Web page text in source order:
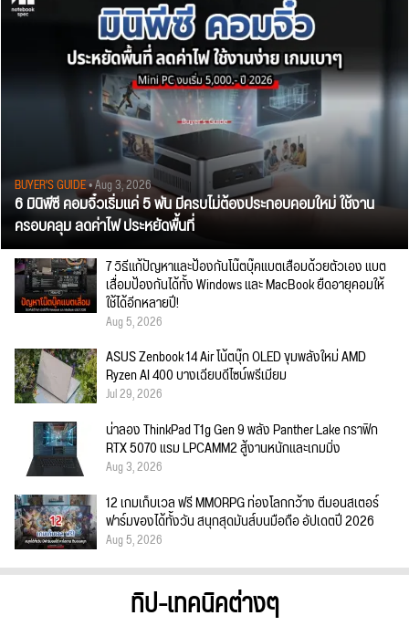
BUYER'S GUIDE• Aug 3, 2026
6 มินิพีซี คอมจิ๋วเริ่มแค่ 5 พัน มีครบไม่ต้องประกอบคอมใหม่ ใช้งาน
ครอบคลุม ลดค่าไฟ ประหยัดพื้นที่
7 วิธีแก้ปัญหาและป้องกันโน๊ตบุ๊คแบตเสื่อมด้วยตัวเอง แบต
เสื่อมป้องกันได้ทั้ง Windows และ MacBook ยืดอายุคอมให้
ใช้ได้อีกหลายปี!
Aug 5, 2026
ASUS Zenbook 14 Air โน้ตบุ๊ก OLED ขุมพลังใหม่ AMD
Ryzen AI 400 บางเฉียบดีไซน์พรีเมียม
Jul 29, 2026
น่าลอง ThinkPad T1g Gen 9 พลัง Panther Lake กราฟิก
RTX 5070 แรม LPCAMM2 สู้งานหนักและเกมมิ่ง
Aug 3, 2026
12 เกมเก็บเวล ฟรี MMORPG ท่องโลกกว้าง ตีมอนสเตอร์
ฟาร์มของได้ทั้งวัน สนุกสุดมันส์บนมือถือ อัปเดตปี 2026
Aug 5, 2026
ทิป-เทคนิคต่างๆ